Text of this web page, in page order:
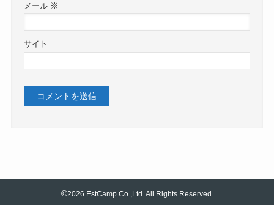
メール ※
サイト
©2026 EstCamp Co.,Ltd. All Rights Reserved.